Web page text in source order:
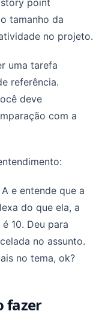
tamanho da
no projeto.
uma tarefa
referência.
deve
com a
e entende que a
do que ela, a
10. Deu para
no assunto.
no tema, ok?
fazer